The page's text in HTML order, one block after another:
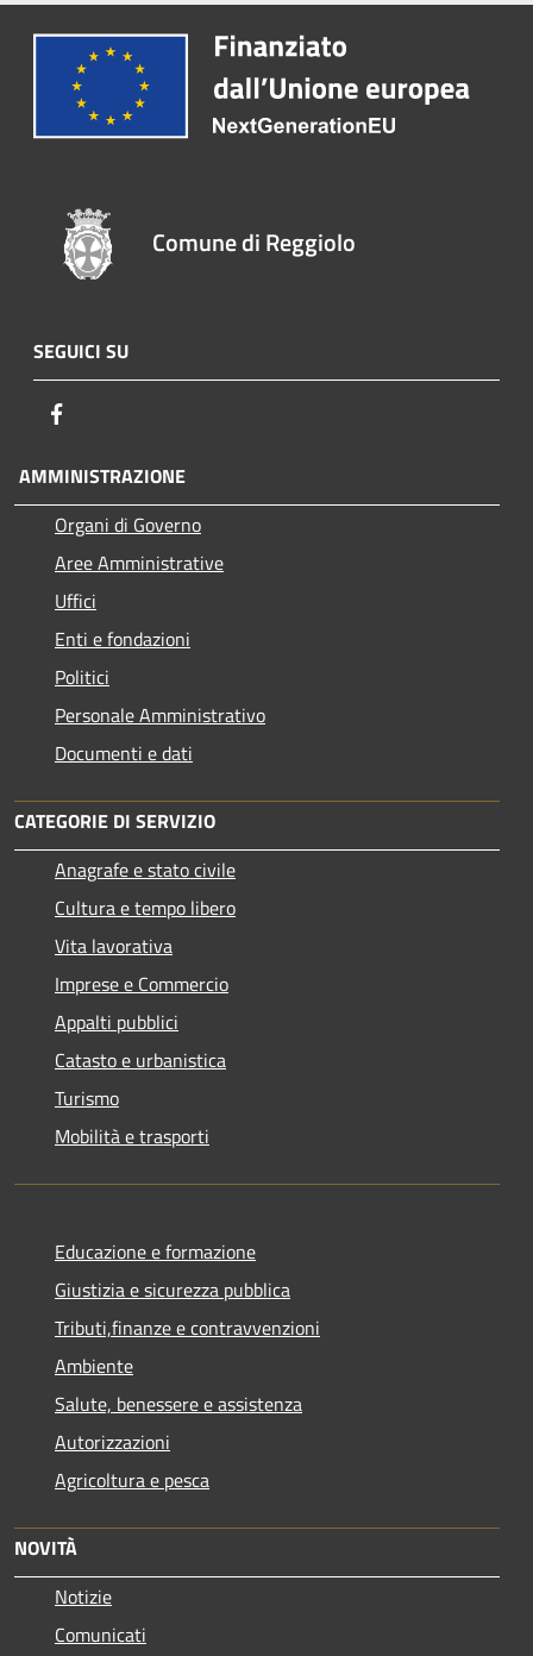
Comune di Reggiolo
SEGUICI SU
AMMINISTRAZIONE
Organi di Governo
Aree Amministrative
Uffici
Enti e fondazioni
Politici
Personale Amministrativo
Documenti e dati
CATEGORIE DI SERVIZIO
Anagrafe e stato civile
Cultura e tempo libero
Vita lavorativa
Imprese e Commercio
Appalti pubblici
Catasto e urbanistica
Turismo
Mobilità e trasporti
Educazione e formazione
Giustizia e sicurezza pubblica
Tributi,finanze e contravvenzioni
Ambiente
Salute, benessere e assistenza
Autorizzazioni
Agricoltura e pesca
NOVITÀ
Notizie
Comunicati